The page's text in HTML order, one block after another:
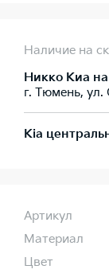
Наличие на
Никко Kиа
г. Тюмень, ул.
Kia
Артикул
Материал
Цвет